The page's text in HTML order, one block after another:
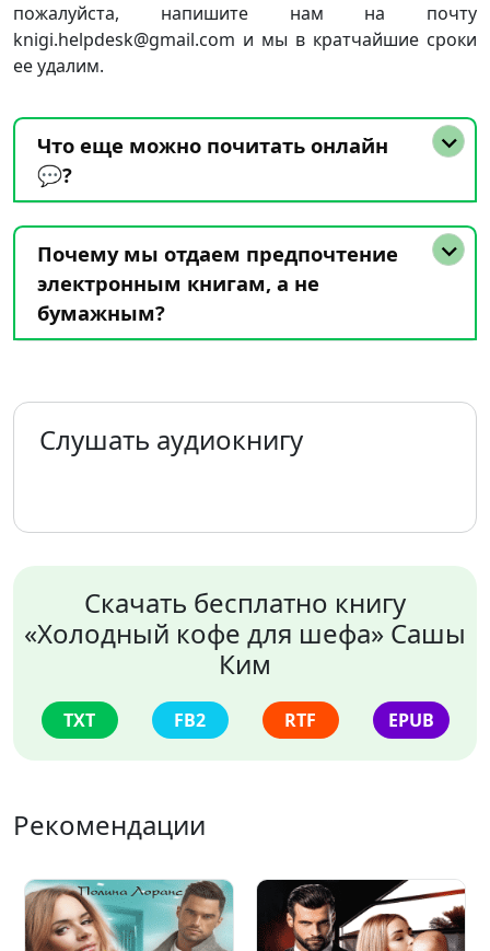
пожалуйста, напишите нам на почту
knigi.helpdesk@gmail.com и мы в кратчайшие сроки
ее удалим.
Что еще можно почитать онлайн
💬?
Почему мы отдаем предпочтение
электронным книгам, а не
бумажным?
Слушать аудиокнигу
Скачать бесплатно книгу
«Холодный кофе для шефа» Сашы
Ким
TXT FB2 RTF EPUB
Рекомендации